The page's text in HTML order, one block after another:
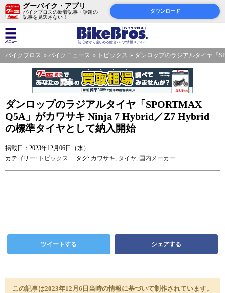
グーバイク・アプリ
バイクブロスの新着記事・話題の
記事を見逃さない！
ダウンロード
バイクブロス バイクニュース トピックス ダンロップのラジアルタイヤ「
ダンロップのラジアルタイヤ「SPORTMAX
Q5A」がカワサキ Ninja 7 Hybrid／Z7 Hybrid
の標準タイヤとして納入開始
掲載日：2023年12月06日（水）
カテゴリー: トピックス タグ: カワサキ, タイヤ, 国内メーカー
ツイートする シェアする
この記事は2023年12月6日当時の情報に基づいて制作されています。